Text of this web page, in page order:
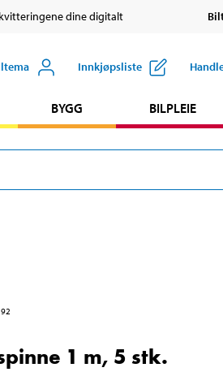
dine digitalt
Innkjøpsliste
BYGG BILPLEIE
92
1 m, 5 stk.